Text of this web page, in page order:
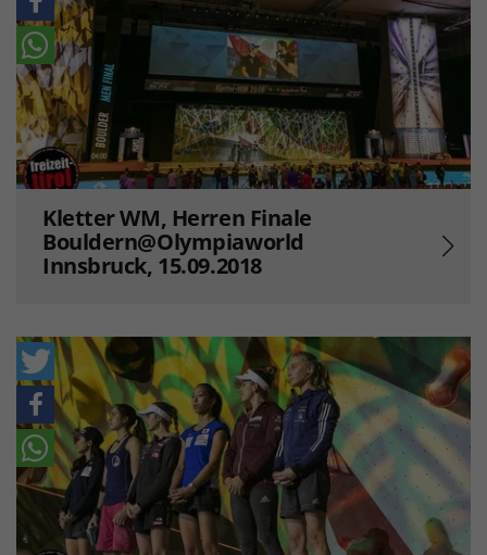
Kletter WM, Herren Finale
Bouldern@Olympiaworld
Innsbruck, 15.09.2018